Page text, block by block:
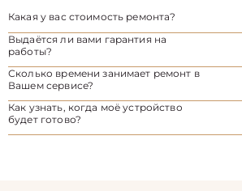
Какая у вас стоимость ремонта?
Выдаётся ли вами гарантия на
работы?
Сколько времени занимает ремонт в
Вашем сервисе?
Как узнать, когда моё устройство
будет готово?